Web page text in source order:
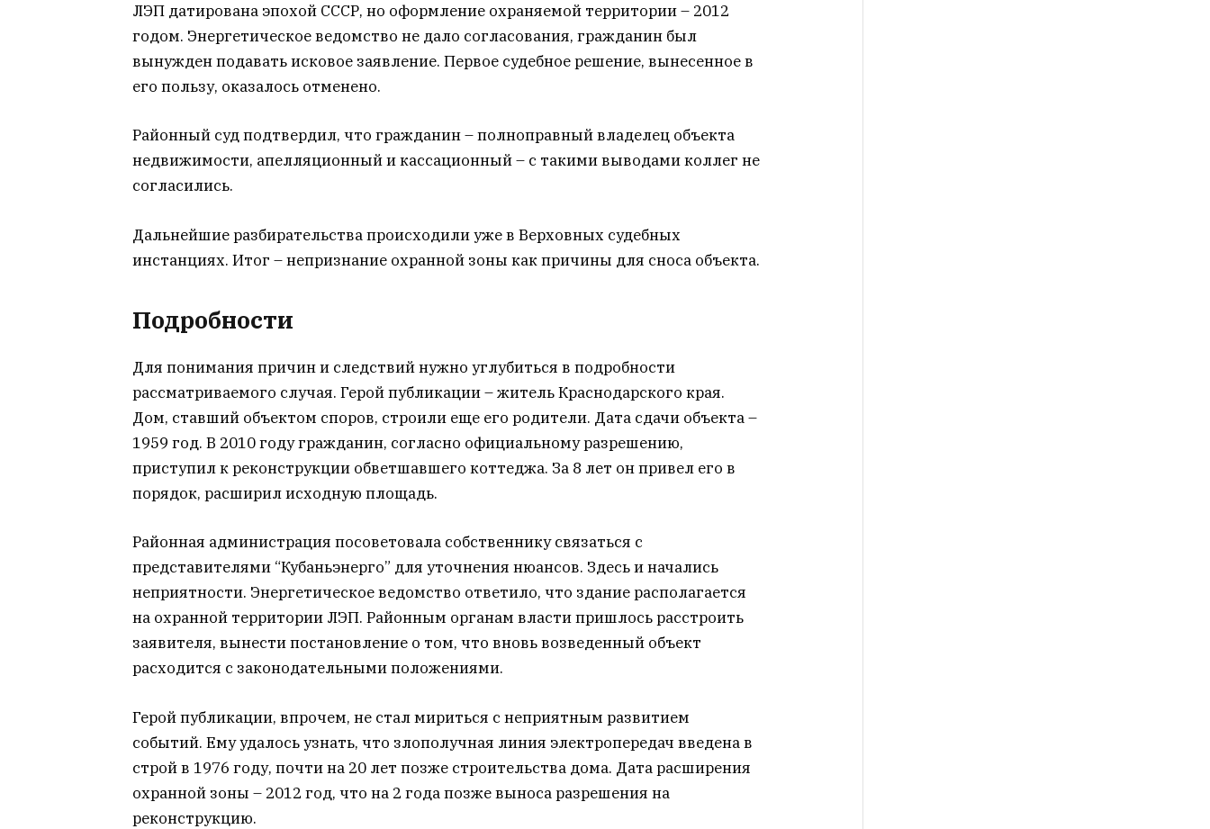
ЛЭП датирована эпохой СССР, но оформление охраняемой территории – 2012
годом. Энергетическое ведомство не дало согласования, гражданин был
вынужден подавать исковое заявление. Первое судебное решение, вынесенное в
его пользу, оказалось отменено.
Районный суд подтвердил, что гражданин – полноправный владелец объекта
недвижимости, апелляционный и кассационный – с такими выводами коллег не
согласились.
Дальнейшие разбирательства происходили уже в Верховных судебных
инстанциях. Итог – непризнание охранной зоны как причины для сноса объекта.
Подробности
Для понимания причин и следствий нужно углубиться в подробности
рассматриваемого случая. Герой публикации – житель Краснодарского края.
Дом, ставший объектом споров, строили еще его родители. Дата сдачи объекта –
1959 год. В 2010 году гражданин, согласно официальному разрешению,
приступил к реконструкции обветшавшего коттеджа. За 8 лет он привел его в
порядок, расширил исходную площадь.
Районная администрация посоветовала собственнику связаться с
представителями “Кубаньэнерго” для уточнения нюансов. Здесь и начались
неприятности. Энергетическое ведомство ответило, что здание располагается
на охранной территории ЛЭП. Районным органам власти пришлось расстроить
заявителя, вынести постановление о том, что вновь возведенный объект
расходится с законодательными положениями.
Герой публикации, впрочем, не стал мириться с неприятным развитием
событий. Ему удалось узнать, что злополучная линия электропередач введена в
строй в 1976 году, почти на 20 лет позже строительства дома. Дата расширения
охранной зоны – 2012 год, что на 2 года позже выноса разрешения на
реконструкцию.